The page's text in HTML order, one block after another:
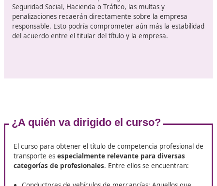
Los riesgos asociados al alquiler de un título de
son diversos y pueden tener consecuencias
de los aspectos clave esla responsabilidad legal que
Por otro lado,las implicaciones administrativas
gestor de transportestambién son relevantes. Las
irregularidades detectadas podrían derivar en
recayeran directamente sobre el titular del permiso.
situaciones donde una inspección descubra fraudes